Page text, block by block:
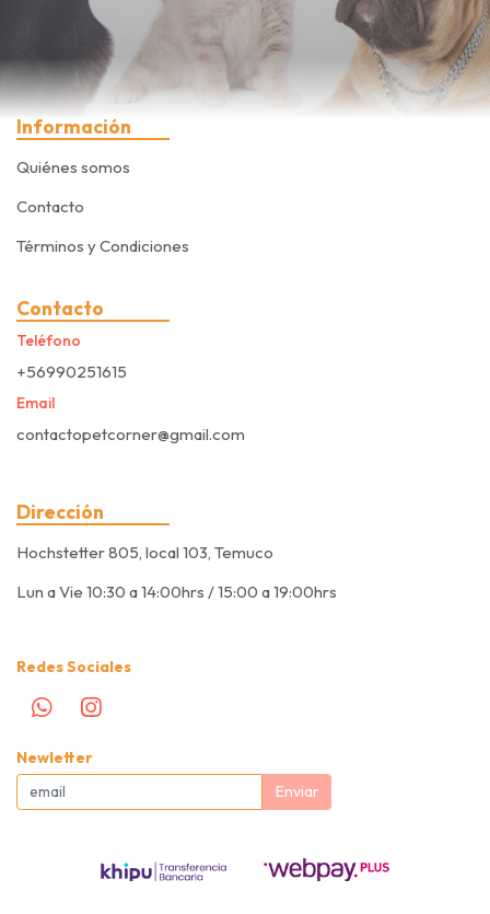
Información
Quiénes somos
Contacto
Términos y Condiciones
Contacto
Teléfono
+56990251615
Email
contactopetcorner@gmail.com
Dirección
Hochstetter 805, local 103, Temuco
Lun a Vie 10:30 a 14:00hrs / 15:00 a 19:00hrs
Redes Sociales
Newletter
Enviar